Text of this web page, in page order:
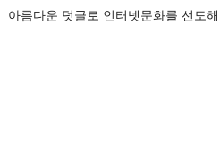
아름다운 덧글로 인터넷문화를 선도